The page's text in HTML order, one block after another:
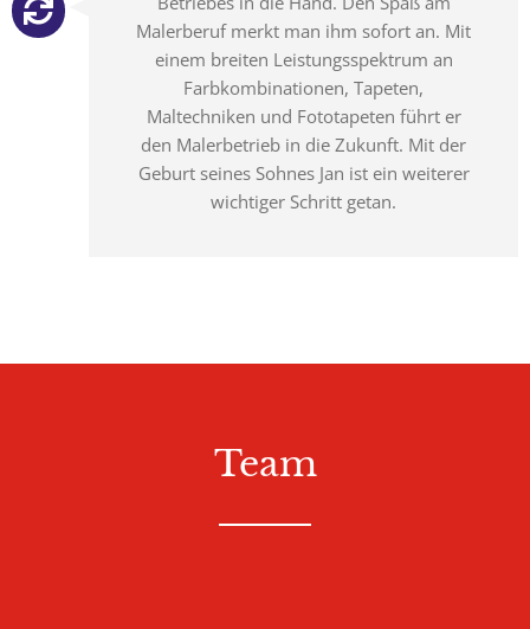
Malerberuf merkt man ihm sofort an. Mit
einem breiten Leistungsspektrum an
Farbkombinationen, Tapeten,
Maltechniken und Fototapeten führt er
den Malerbetrieb in die Zukunft. Mit der
Geburt seines Sohnes Jan ist ein weiterer
wichtiger Schritt getan.
Team